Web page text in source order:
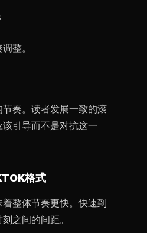
整。
奏。读者发展一致的滚
引导而不是对抗这一
格式
整体节奏更快。快速到
之间的间距。